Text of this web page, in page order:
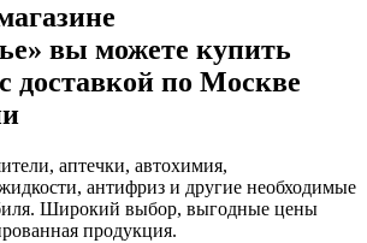
вы можете купить
доставкой по Москве
аптечки, автохимия,
антифриз и другие необходимые
Широкий выбор, выгодные цены
продукция.